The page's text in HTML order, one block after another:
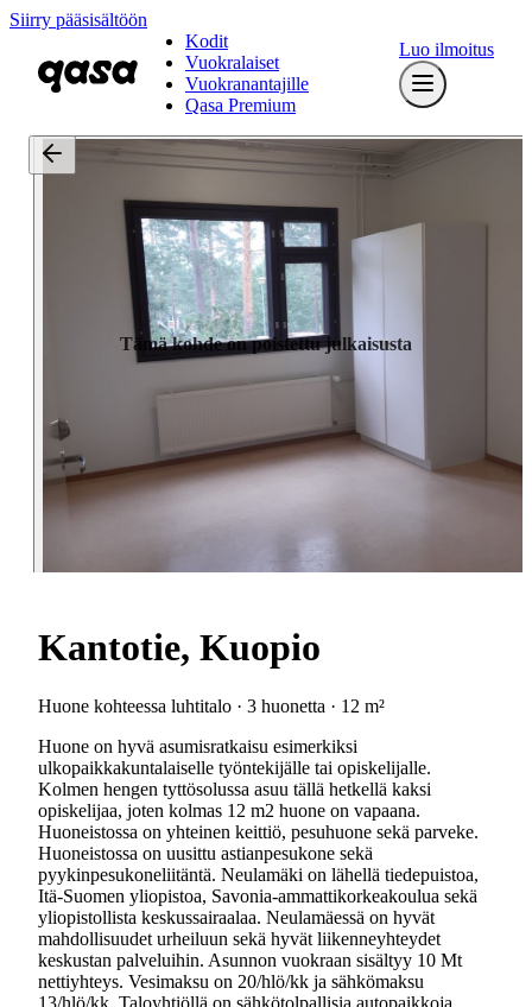
Siirry pääsisältöön
Kodit
Vuokralaiset
Vuokranantajille
Qasa Premium
Luo ilmoitus
Tämä kohde on poistettu julkaisusta
Kantotie, Kuopio
Huone kohteessa luhtitalo · 3 huonetta · 12 m²
Huone on hyvä asumisratkaisu esimerkiksi
ulkopaikkakuntalaiselle työntekijälle tai opiskelijalle.
Kolmen hengen tyttösolussa asuu tällä hetkellä kaksi
opiskelijaa, joten kolmas 12 m2 huone on vapaana.
Huoneistossa on yhteinen keittiö, pesuhuone sekä parveke.
Huoneistossa on uusittu astianpesukone sekä
pyykinpesukoneliitäntä. Neulamäki on lähellä tiedepuistoa,
Itä-Suomen yliopistoa, Savonia-ammattikorkeakoulua sekä
yliopistollista keskussairaalaa. Neulamäessä on hyvät
mahdollisuudet urheiluun sekä hyvät liikenneyhteydet
keskustan palveluihin. Asunnon vuokraan sisältyy 10 Mt
nettiyhteys. Vesimaksu on 20/hlö/kk ja sähkömaksu
13/hlö/kk. Taloyhtiöllä on sähkötolpallisia autopaikkoja